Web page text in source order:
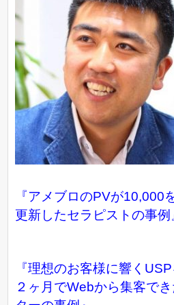
『アメブロのPVが10,000
更新したセラピストの事例
『理想のお客様に響く
２ヶ月でWebから集客で